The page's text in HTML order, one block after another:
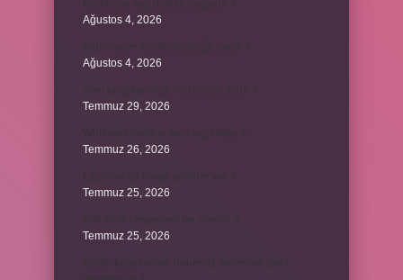
Ağustos 4, 2026
Ağustos 4, 2026
Temmuz 29, 2026
Temmuz 26, 2026
Temmuz 25, 2026
Temmuz 25, 2026